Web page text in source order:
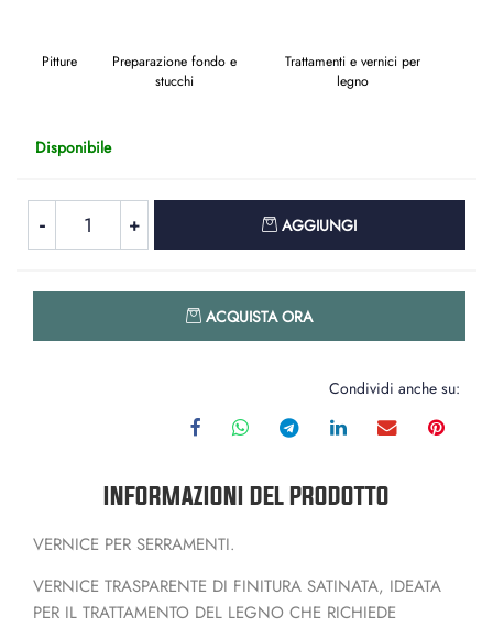
Pitture
Preparazione fondo e
stucchi
Trattamenti e vernici per
legno
Disponibile
AGGIUNGI
ACQUISTA ORA
Condividi anche su:
INFORMAZIONI DEL PRODOTTO
VERNICE PER SERRAMENTI.
VERNICE TRASPARENTE DI FINITURA SATINATA, IDEATA
PER IL TRATTAMENTO DEL LEGNO CHE RICHIEDE